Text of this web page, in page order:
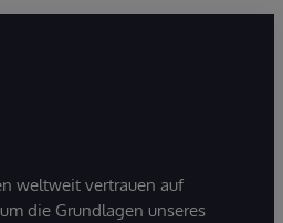
weltweit vertrauen auf
die Grundlagen unseres